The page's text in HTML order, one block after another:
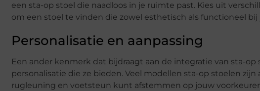
een sta-op stoel die naadloos in je ruimte past. Kies uit
om een stoel te vinden die zowel esthetisch als functioneel
Personalisatie en aanpassing
Een ander kenmerk dat bijdraagt aan de integratie van sta-
personalisatie die ze bieden. Veel modellen sta-op stoelen zijn
rugleuning en voetsteun kunt afstemmen op jouw